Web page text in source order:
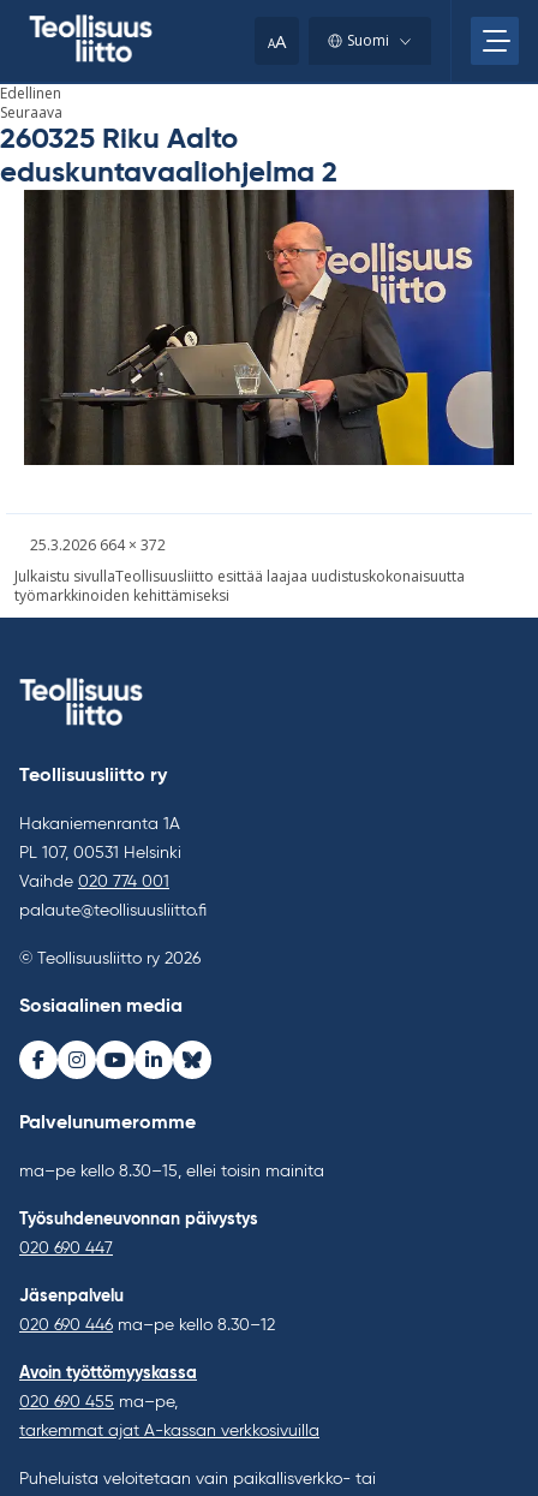
AA Suomi
Edellinen
Seuraava
260325 Riku Aalto
eduskuntavaaliohjelma 2
Kirjoitettu
25.3.2026 Täysikokoinen
664 × 372
Artikkelien
selaus
Julkaistu sivullaTeollisuusliitto esittää laajaa uudistuskokonaisuutta
työmarkkinoiden kehittämiseksi
clipboard.)
Teollisuusliitto ry
Hakaniemenranta 1A
PL 107, 00531 Helsinki
Vaihde 020 774 001
palaute@teollisuusliitto.fi
© Teollisuusliitto ry 2026
Sosiaalinen media
Facebook
Instagram
Youtube
LinkedInBluesky
Palvelunumeromme
ma–pe kello 8.30–15, ellei toisin mainita
Työsuhdeneuvonnan päivystys
020 690 447
Jäsenpalvelu
020 690 446 ma–pe kello 8.30–12
Avoin työttömyyskassa
020 690 455 ma–pe,
tarkemmat ajat A-kassan verkkosivuilla
Puheluista veloitetaan vain paikallisverkko- tai